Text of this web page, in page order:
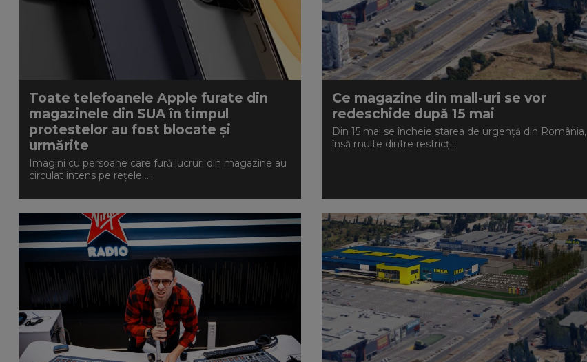
Toate telefoanele Apple furate din
magazinele din SUA în timpul
protestelor au fost blocate și
urmărite
Imagini cu persoane care fură lucruri din magazine au
circulat intens pe reţele ...
Ce magazine din mall-uri se vor
redeschide după 15 mai
Din 15 mai se încheie starea de urgenţă din România,
însă multe dintre restricți...